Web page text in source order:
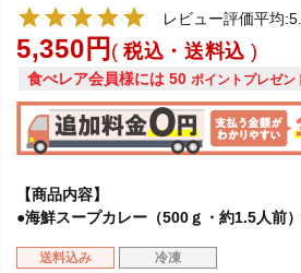
レビュー評価平均
5,350 税込・送料込
食べレア会員様には 50 ポイントプレゼン
【商品内容】
●海鮮スープカレー（500ｇ・約1.5人前
送料込み 冷凍